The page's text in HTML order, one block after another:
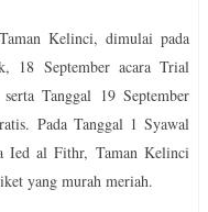
Kelinci, dimulai pada
18 September acara Trial
Tanggal 19 September
Pada Tanggal 1 Syawal
Ied al Fithr, Taman Kelinci
yang murah meriah.